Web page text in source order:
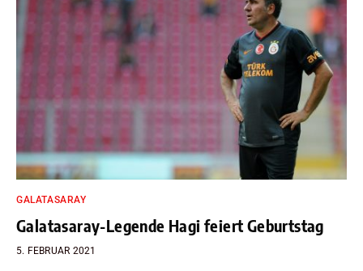
GALATASARAY
Galatasaray-Legende Hagi feiert Geburtstag
5. FEBRUAR 2021